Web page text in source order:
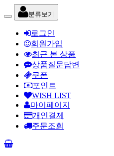
분류보기
로그인
회원가입
최근 본 상품
상품질문답변
쿠폰
포인트
WISH LIST
마이페이지
개인결제
주문조회